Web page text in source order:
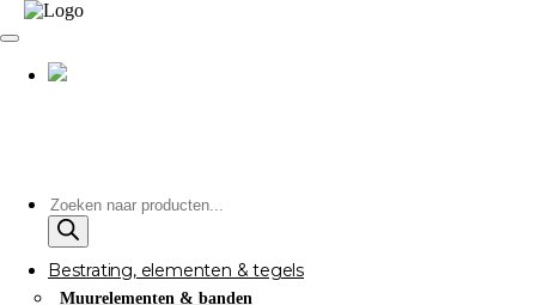
Producten
zoeken
Bestrating, elementen & tegels
Muurelementen & banden